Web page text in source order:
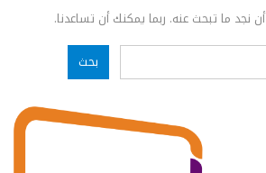
نجد ما تبحث عنه. ربما يمكنك أن تساعدنا.